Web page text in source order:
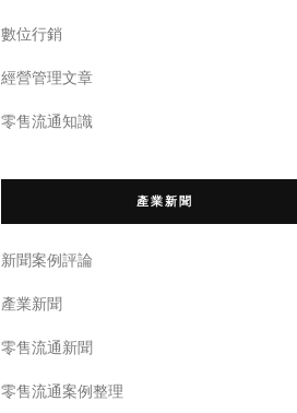
數位行銷
經營管理文章
零售流通知識
產業新聞
新聞案例評論
產業新聞
零售流通新聞
零售流通案例整理